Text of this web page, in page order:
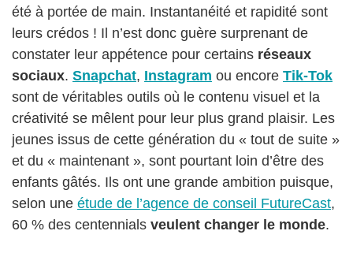
été à portée de main. Instantanéité et rapidité sont
leurs crédos ! Il n’est donc guère surprenant de
constater leur appétence pour certains réseaux
sociaux. Snapchat, Instagram ou encore Tik-Tok
sont de véritables outils où le contenu visuel et la
créativité se mêlent pour leur plus grand plaisir. Les
jeunes issus de cette génération du « tout de suite »
et du « maintenant », sont pourtant loin d’être des
enfants gâtés. Ils ont une grande ambition puisque,
selon une étude de l’agence de conseil FutureCast,
60 % des centennials veulent changer le monde.